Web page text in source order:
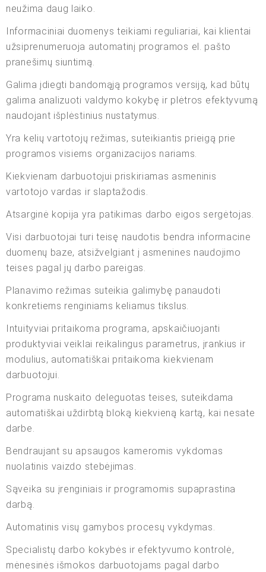
neužima daug laiko.
Informaciniai duomenys teikiami reguliariai, kai klientai
užsiprenumeruoja automatinį programos el. pašto
pranešimų siuntimą.
Galima įdiegti bandomąją programos versiją, kad būtų
galima analizuoti valdymo kokybę ir plėtros efektyvumą
naudojant išplėstinius nustatymus.
Yra kelių vartotojų režimas, suteikiantis prieigą prie
programos visiems organizacijos nariams.
Kiekvienam darbuotojui priskiriamas asmeninis
vartotojo vardas ir slaptažodis.
Atsarginė kopija yra patikimas darbo eigos sergėtojas.
Visi darbuotojai turi teisę naudotis bendra informacine
duomenų baze, atsižvelgiant į asmenines naudojimo
teises pagal jų darbo pareigas.
Planavimo režimas suteikia galimybę panaudoti
konkretiems renginiams keliamus tikslus.
Intuityviai pritaikoma programa, apskaičiuojanti
produktyviai veiklai reikalingus parametrus, įrankius ir
modulius, automatiškai pritaikoma kiekvienam
darbuotojui.
Programa nuskaito deleguotas teises, suteikdama
automatiškai uždirbtą bloką kiekvieną kartą, kai nesate
darbe.
Bendraujant su apsaugos kameromis vykdomas
nuolatinis vaizdo stebėjimas.
Sąveika su įrenginiais ir programomis supaprastina
darbą.
Automatinis visų gamybos procesų vykdymas.
Specialistų darbo kokybės ir efektyvumo kontrolė,
mėnesinės išmokos darbuotojams pagal darbo